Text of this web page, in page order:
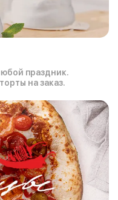
праздник.
на заказ.